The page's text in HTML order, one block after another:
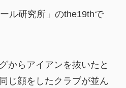
ル研究所」のthe19thで
からアイアンを抜いたと
じ顔をしたクラブが並ん